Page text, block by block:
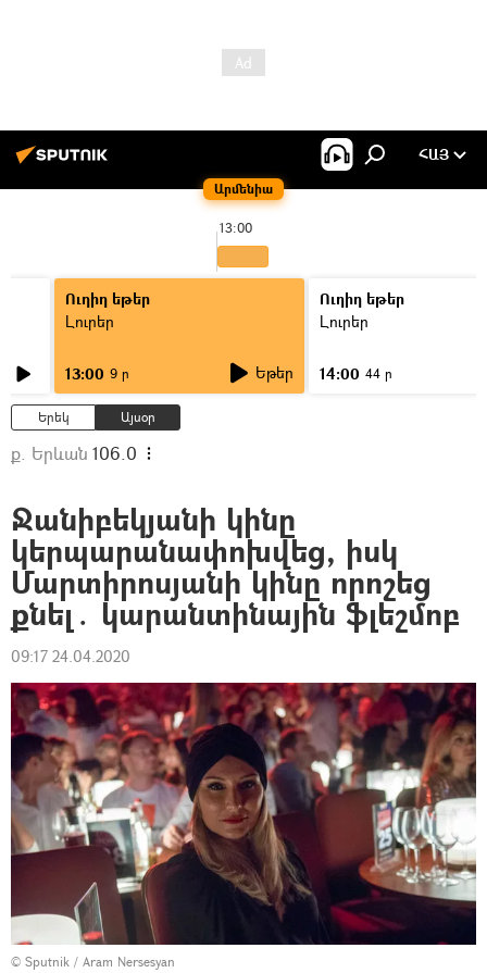
Արմենիա
ՀԱՅ
13:00
Ուղիղ եթեր
Լուրեր
13:00 9 ր Եթեր
Ուղիղ եթեր
Լուրեր
14:00 44 ր
Երեկ Այսօր
ք. Երևան 106.0
Ջանիբեկյանի կինը
կերպարանափոխվեց, իսկ
Մարտիրոսյանի կինը որոշեց
քնել․ կարանտինային ֆլեշմոբ
09:17 24.04.2020
© Sputnik / Aram Nersesyan